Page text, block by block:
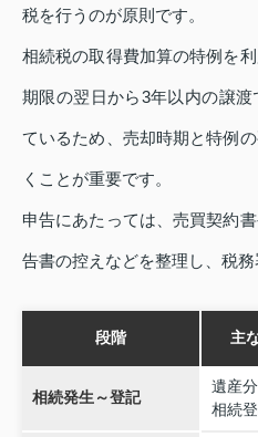
税を行うのが原則です。
相続税の取得費加算の特例を
期限の翌日から3年以内の譲
ているため、売却時期と特例
くことが重要です。
申告にあたっては、売買契約
告書の控えなどを整理し、税務
段階 主
相続発生～登記
遺産
相続